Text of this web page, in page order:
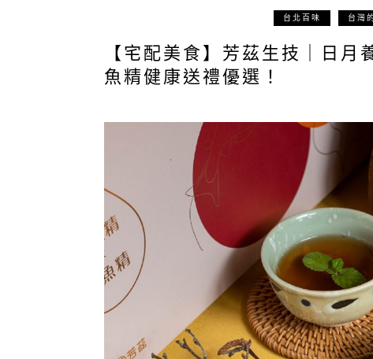
台北百味 台灣
【宅配美食】芳茲生技｜日
魚精健康送禮優選！